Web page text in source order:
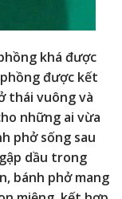
khá được
được kết
thái vuông và
những ai vừa
phở sống sau
dầu trong
bánh phở mang